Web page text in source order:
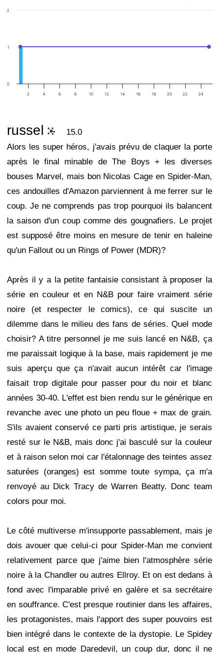
2 4 6 8 10 12 14 16 18 20 22 24
0
1
2
russel
15.0
Alors les super héros, j'avais prévu de claquer la porte
après le final minable de The Boys + les diverses
bouses Marvel, mais bon Nicolas Cage en Spider-Man,
ces andouilles d'Amazon parviennent à me ferrer sur le
coup. Je ne comprends pas trop pourquoi ils balancent
la saison d'un coup comme des gougnafiers. Le projet
est supposé être moins en mesure de tenir en haleine
qu'un Fallout ou un Rings of Power (MDR)?
Après il y a la petite fantaisie consistant à proposer la
série en couleur et en N&B pour faire vraiment série
noire (et respecter le comics), ce qui suscite un
dilemme dans le milieu des fans de séries. Quel mode
choisir? A titre personnel je me suis lancé en N&B, ça
me paraissait logique à la base, mais rapidement je me
suis aperçu que ça n'avait aucun intérêt car l'image
faisait trop digitale pour passer pour du noir et blanc
années 30-40. L'effet est bien rendu sur le générique en
revanche avec une photo un peu floue + max de grain.
S'ils avaient conservé ce parti pris artistique, je serais
resté sur le N&B, mais donc j'ai basculé sur la couleur
et à raison selon moi car l'étalonnage des teintes assez
saturées (oranges) est somme toute sympa, ça m'a
renvoyé au Dick Tracy de Warren Beatty. Donc team
colors pour moi.
Le côté multiverse m'insupporte passablement, mais je
dois avouer que celui-ci pour Spider-Man me convient
relativement parce que j'aime bien l'atmosphère série
noire à la Chandler ou autres Ellroy. Et on est dedans à
fond avec l'imparable privé en galère et sa secrétaire
en souffrance. C'est presque routinier dans les affaires,
les protagonistes, mais l'apport des super pouvoirs est
bien intégré dans le contexte de la dystopie. Le Spidey
local est en mode Daredevil, un coup dur, donc il ne